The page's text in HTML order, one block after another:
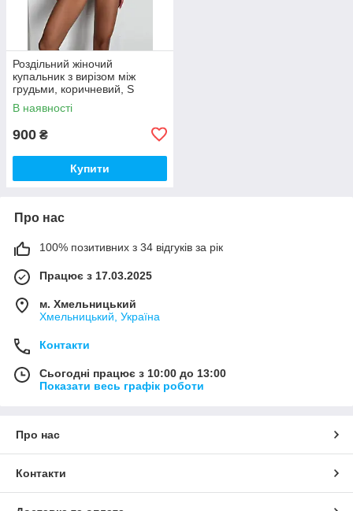
Роздільний жіночий
купальник з вирізом між
грудьми, коричневий, S
В наявності
900 ₴
Купити
Про нас
100% позитивних з 34 відгуків за рік
Працює з 17.03.2025
м. Хмельницький
Хмельницький, Україна
Контакти
Сьогодні працює з 10:00 до 13:00
Показати весь графік роботи
Про нас
Контакти